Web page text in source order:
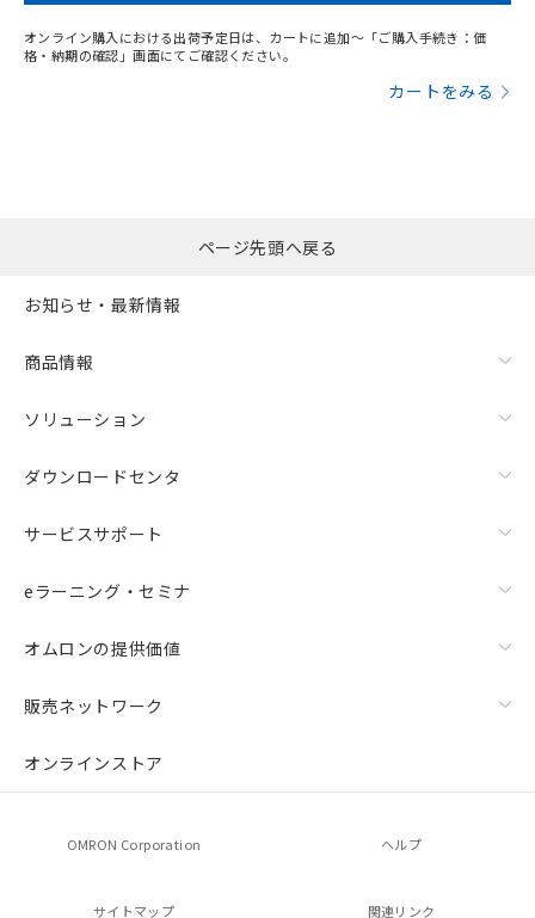
オンライン購入における出荷予定日は、カートに追加～「ご購入手続き：価
格・納期の確認」画面にてご確認ください。
カートをみる
ページ先頭へ戻る
お知らせ・最新情報
商品情報
ソリューション
ダウンロードセンタ
サービスサポート
eラーニング・セミナ
オムロンの提供価値
販売ネットワーク
オンラインストア
OMRON Corporation ヘルプ
サイトマップ 関連リンク